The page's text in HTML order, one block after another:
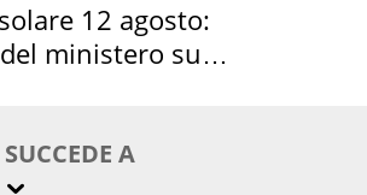
12 agosto:
ministero su